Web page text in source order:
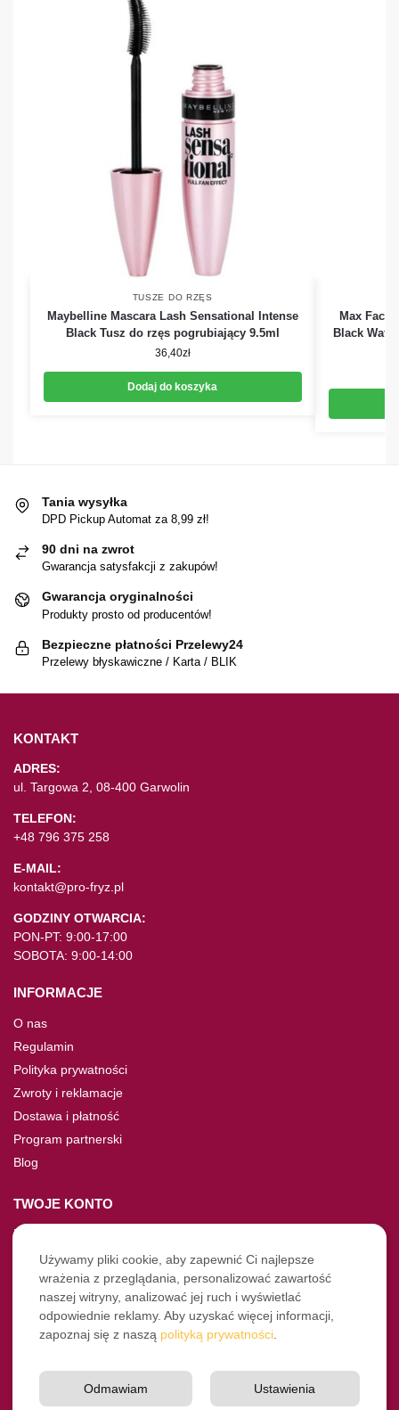
TUSZE DO RZĘS
Maybelline Mascara Lash Sensational Intense
Black Tusz do rzęs pogrubiający 9.5ml
36,40zł
Dodaj do koszyka
Max
Black
Tania wysyłka
DPD Pickup Automat za 8,99 zł!
90 dni na zwrot
Gwarancja satysfakcji z zakupów!
Gwarancja oryginalności
Produkty prosto od producentów!
Bezpieczne płatności Przelewy24
Przelewy błyskawiczne / Karta / BLIK
KONTAKT
ADRES:
ul. Targowa 2, 08-400 Garwolin
TELEFON:
+48 796 375 258
E-MAIL:
kontakt@pro-fryz.pl
GODZINY OTWARCIA:
PON-PT: 9:00-17:00
SOBOTA: 9:00-14:00
INFORMACJE
O nas
Regulamin
Polityka prywatności
Zwroty i reklamacje
Dostawa i płatność
Program partnerski
Blog
TWOJE KONTO
Moje konto
Nie pamiętasz hasła?
Twoje zamówienia
NASZE SOCIALE
Instagram
Używamy pliki cookie, aby zapewnić Ci najlepsze
wrażenia z przeglądania, personalizować zawartość
naszej witryny, analizować jej ruch i wyświetlać
odpowiednie reklamy. Aby uzyskać więcej informacji,
zapoznaj się z naszą polityką prywatności
Ustawienia
Odmawiam